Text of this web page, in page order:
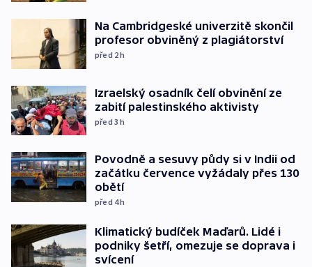
Na Cambridgeské univerzitě skončil
profesor obviněný z plagiátorství
před 2h
Izraelský osadník čelí obvinění ze
zabití palestinského aktivisty
před 3h
Povodně a sesuvy půdy si v Indii od
začátku července vyžádaly přes 130
obětí
před 4h
Klimatický budíček Maďarů. Lidé i
podniky šetří, omezuje se doprava i
svícení